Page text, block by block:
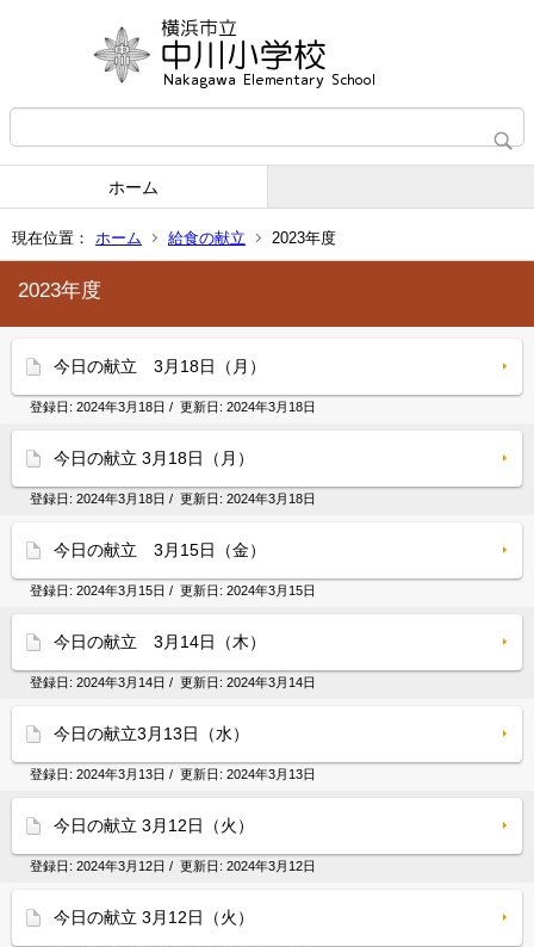
ホーム
現在位置： ホーム 給食の献立 2023年度
2023年度
今日の献立 3月18日（月）
登録日: 2024年3月18日 / 更新日: 2024年3月18日
今日の献立 3月18日（月）
登録日: 2024年3月18日 / 更新日: 2024年3月18日
今日の献立 3月15日（金）
登録日: 2024年3月15日 / 更新日: 2024年3月15日
今日の献立 3月14日（木）
登録日: 2024年3月14日 / 更新日: 2024年3月14日
今日の献立3月13日（水）
登録日: 2024年3月13日 / 更新日: 2024年3月13日
今日の献立 3月12日（火）
登録日: 2024年3月12日 / 更新日: 2024年3月12日
今日の献立 3月12日（火）